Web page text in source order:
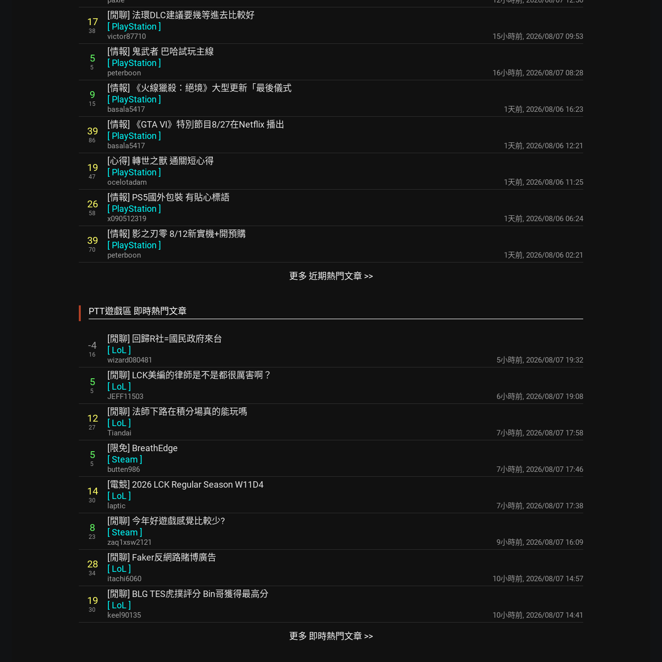
17
38
[閒聊] 法環DLC建議要幾等進去比較好
[ PlayStation ]
victor87710 15小時前, 2026/08/07 09:53
5
5
[情報] 鬼武者 巴哈試玩主線
[ PlayStation ]
peterboon 16小時前, 2026/08/07 08:28
9
15
[情報] 《火線獵殺：絕境》大型更新「最後儀式
[ PlayStation ]
basala5417 1天前, 2026/08/06 16:23
39
86
[情報] 《GTA VI》特別節目8/27在Netflix 播出
[ PlayStation ]
basala5417 1天前, 2026/08/06 12:21
19
47
[心得] 轉世之獸 通關短心得
[ PlayStation ]
ocelotadam 1天前, 2026/08/06 11:25
26
58
[情報] PS5國外包裝 有貼心標語
[ PlayStation ]
x090512319 1天前, 2026/08/06 06:24
39
70
[情報] 影之刃零 8/12新實機+開預購
[ PlayStation ]
peterboon 1天前, 2026/08/06 02:21
更多 近期熱門文章 >>
PTT遊戲區 即時熱門文章
-4
16
[閒聊] 回歸R社=國民政府來台
[ LoL ]
wizard080481 5小時前, 2026/08/07 19:32
5
5
[閒聊] LCK美編的律師是不是都很厲害啊？
[ LoL ]
JEFF11503 6小時前, 2026/08/07 19:08
12
27
[閒聊] 法師下路在積分場真的能玩嗎
[ LoL ]
Tiandai 7小時前, 2026/08/07 17:58
5
5
[限免] BreathEdge
[Steam ]
butten986 7小時前, 2026/08/07 17:46
14
30
[電競] 2026 LCK Regular Season W11D4
[ LoL ]
laptic 7小時前, 2026/08/07 17:38
8
23
[閒聊] 今年好遊戲感覺比較少?
[Steam ]
zaq1xsw2121 9小時前, 2026/08/07 16:09
28
34
[閒聊] Faker反網路賭博廣告
[ LoL ]
itachi6060 10小時前, 2026/08/07 14:57
19
30
[閒聊] BLG TES虎撲評分 Bin哥獲得最高分
[ LoL ]
keel90135 10小時前, 2026/08/07 14:41
更多 即時熱門文章 >>